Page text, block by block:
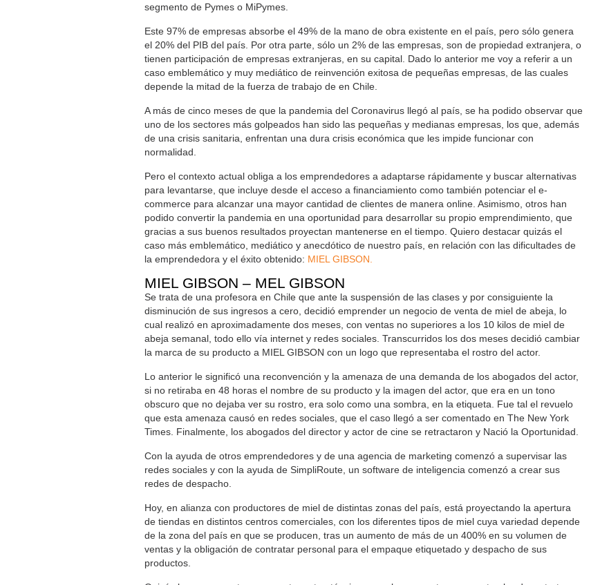
segmento de Pymes o MiPymes.
Este 97% de empresas absorbe el 49% de la mano de obra existente en el país, pero sólo genera
el 20% del PIB del país. Por otra parte, sólo un 2% de las empresas, son de propiedad extranjera, o
tienen participación de empresas extranjeras, en su capital. Dado lo anterior me voy a referir a un
caso emblemático y muy mediático de reinvención exitosa de pequeñas empresas, de las cuales
depende la mitad de la fuerza de trabajo de en Chile.
A más de cinco meses de que la pandemia del Coronavirus llegó al país, se ha podido observar que
uno de los sectores más golpeados han sido las pequeñas y medianas empresas, los que, además
de una crisis sanitaria, enfrentan una dura crisis económica que les impide funcionar con
normalidad.
Pero el contexto actual obliga a los emprendedores a adaptarse rápidamente y buscar alternativas
para levantarse, que incluye desde el acceso a financiamiento como también potenciar el e-
commerce para alcanzar una mayor cantidad de clientes de manera online. Asimismo, otros han
podido convertir la pandemia en una oportunidad para desarrollar su propio emprendimiento, que
gracias a sus buenos resultados proyectan mantenerse en el tiempo. Quiero destacar quizás el
caso más emblemático, mediático y anecdótico de nuestro país, en relación con las dificultades de
la emprendedora y el éxito obtenido: MIEL GIBSON.
MIEL GIBSON – MEL GIBSON
Se trata de una profesora en Chile que ante la suspensión de las clases y por consiguiente la
disminución de sus ingresos a cero, decidió emprender un negocio de venta de miel de abeja, lo
cual realizó en aproximadamente dos meses, con ventas no superiores a los 10 kilos de miel de
abeja semanal, todo ello vía internet y redes sociales. Transcurridos los dos meses decidió cambiar
la marca de su producto a MIEL GIBSON con un logo que representaba el rostro del actor.
Lo anterior le significó una reconvención y la amenaza de una demanda de los abogados del actor,
si no retiraba en 48 horas el nombre de su producto y la imagen del actor, que era en un tono
obscuro que no dejaba ver su rostro, era solo como una sombra, en la etiqueta. Fue tal el revuelo
que esta amenaza causó en redes sociales, que el caso llegó a ser comentado en The New York
Times. Finalmente, los abogados del director y actor de cine se retractaron y Nació la Oportunidad.
Con la ayuda de otros emprendedores y de una agencia de marketing comenzó a supervisar las
redes sociales y con la ayuda de SimpliRoute, un software de inteligencia comenzó a crear sus
redes de despacho.
Hoy, en alianza con productores de miel de distintas zonas del país, está proyectando la apertura
de tiendas en distintos centros comerciales, con los diferentes tipos de miel cuya variedad depende
de la zona del país en que se producen, tras un aumento de más de un 400% en su volumen de
ventas y la obligación de contratar personal para el empaque etiquetado y despacho de sus
productos.